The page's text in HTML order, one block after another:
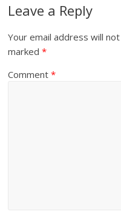
Leave a Reply
Your email address will
marked*
Comment*